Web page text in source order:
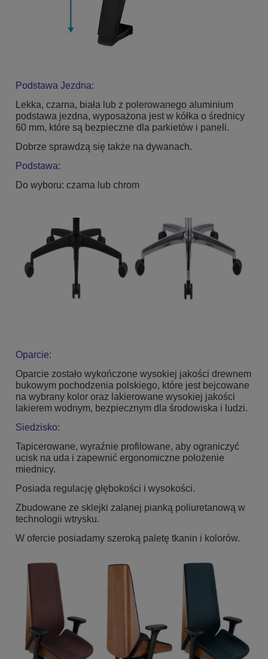
Podstawa Jezdna:
Lekka, czarna, biała lub z polerowanego aluminium
podstawa jezdna, wyposażona jest w kółka o średnicy
60 mm, które są bezpieczne dla parkietów i paneli.
Dobrze sprawdzą się także na dywanach.
Podstawa:
Do wyboru: czarna lub chrom
Oparcie:
Oparcie zostało wykończone wysokiej jakości drewnem
bukowym pochodzenia polskiego, które jest bejcowane
na wybrany kolor oraz lakierowane wysokiej jakości
lakierem wodnym, bezpiecznym dla środowiska i ludzi.
Siedzisko:
Tapicerowane, wyraźnie profilowane, aby ograniczyć
ucisk na uda i zapewnić ergonomiczne położenie
miednicy.
Posiada regulację głębokości i wysokości.
Zbudowane ze sklejki zalanej pianką poliuretanową w
technologii wtrysku.
W ofercie posiadamy szeroką paletę tkanin i kolorów.